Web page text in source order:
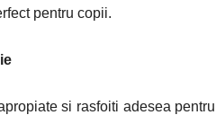
pentru copii.
si rasfoiti adesea